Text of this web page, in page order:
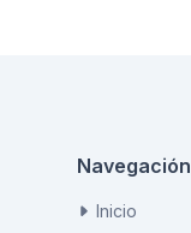
Navegación
Inicio